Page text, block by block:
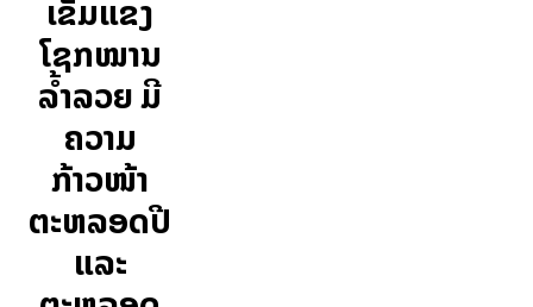
ເຂັ້ມແຂງ
ໂຊກໝານ
ລຳ້ລວຍ ມີ
ຄວາມ
ກ້າວໜ້າ
ຕະຫລອດປີ
ແລະ